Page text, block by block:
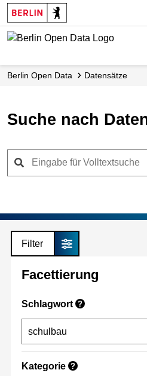
Skip
to
main
Berlin Open Data Datensätze
Suche nach
Filter
Facettierung
Schlagwort ?
Kategorie ?